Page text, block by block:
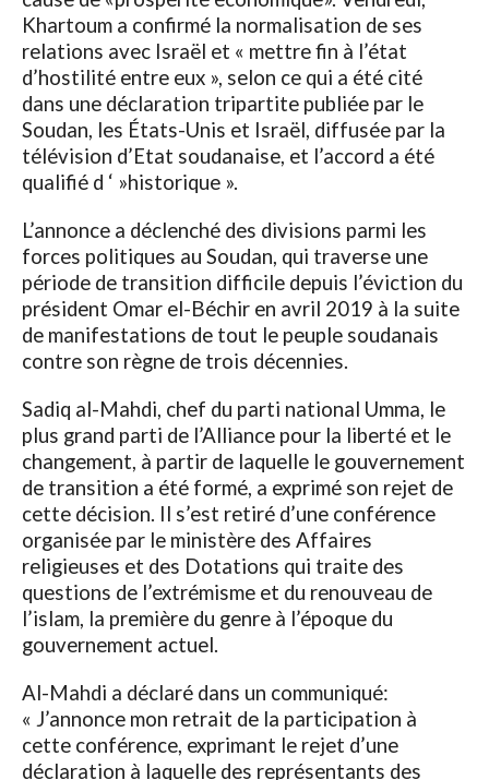
Khartoum a confirmé la normalisation de ses
relations avec Israël et « mettre fin à l’état
d’hostilité entre eux », selon ce qui a été cité
dans une déclaration tripartite publiée par le
Soudan, les États-Unis et Israël, diffusée par la
télévision d’Etat soudanaise, et l’accord a été
qualifié d ‘ »historique ».
L’annonce a déclenché des divisions parmi les
forces politiques au Soudan, qui traverse une
période de transition difficile depuis l’éviction du
président Omar el-Béchir en avril 2019 à la suite
de manifestations de tout le peuple soudanais
contre son règne de trois décennies.
Sadiq al-Mahdi, chef du parti national Umma, le
plus grand parti de l’Alliance pour la liberté et le
changement, à partir de laquelle le gouvernement
de transition a été formé, a exprimé son rejet de
cette décision. Il s’est retiré d’une conférence
organisée par le ministère des Affaires
religieuses et des Dotations qui traite des
questions de l’extrémisme et du renouveau de
l’islam, la première du genre à l’époque du
gouvernement actuel.
Al-Mahdi a déclaré dans un communiqué:
« J’annonce mon retrait de la participation à
cette conférence, exprimant le rejet d’une
déclaration à laquelle des représentants des